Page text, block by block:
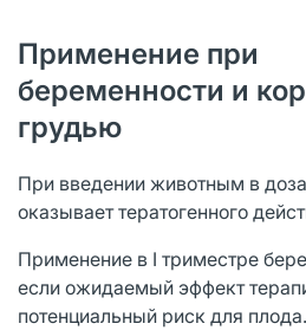
Применение при
беременности и
грудью
При введении животным в
оказывает тератогенного
Применение в I триместре
если ожидаемый эффект
потенциальный риск для